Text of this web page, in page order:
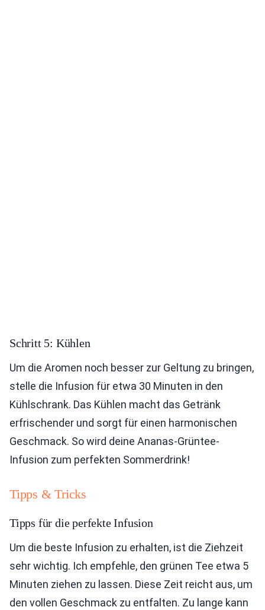
Schritt 5: Kühlen
Um die Aromen noch besser zur Geltung zu bringen,
stelle die Infusion für etwa 30 Minuten in den
Kühlschrank. Das Kühlen macht das Getränk
erfrischender und sorgt für einen harmonischen
Geschmack. So wird deine Ananas-Grüntee-
Infusion zum perfekten Sommerdrink!
Tipps & Tricks
Tipps für die perfekte Infusion
Um die beste Infusion zu erhalten, ist die Ziehzeit
sehr wichtig. Ich empfehle, den grünen Tee etwa 5
Minuten ziehen zu lassen. Diese Zeit reicht aus, um
den vollen Geschmack zu entfalten. Zu lange kann